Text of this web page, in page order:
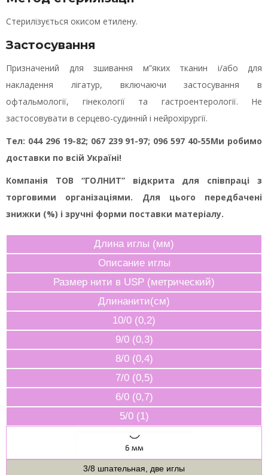
Стерилізується окисом етилену.
Застосування
Призначений для зшивання м”яких тканин і/або для
накладення лігатур, включаючи застосування в
офтальмології, гінекології та гастроентерології. Не
застосовувати в серцево-судинній і нейрохірургії.
Тел: 044 296 19-82; 067 239 91-97; 096 597 40-55Ми робимо
доставки по всій Україні!
Компанія ТОВ “ГОЛНИТ” відкрита для співпраці з
торговими організаціями. Для цього передбачені
знижки (%) і зручні форми поставки матеріалу.
Длина иглы (мм)
Описание иглы
Размер нити в USP (метрический)
Длинанити(см)
10/0 (0,2)
9/0 (0,3)
8/0 (0,4)
7/0 (0,5)
6/0 (0,7)
5/0 (1)
3/8 шпательная, две иглы